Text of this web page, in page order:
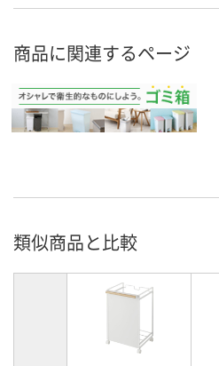
商品に関連するページ
類似商品と比較